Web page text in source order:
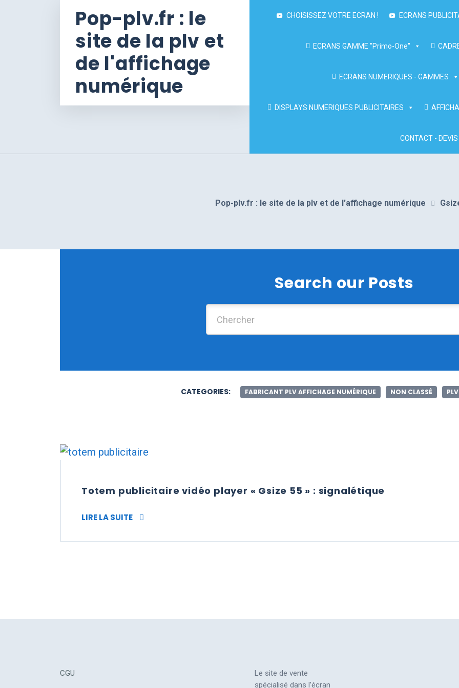
Pop-plv.fr : le
site de la plv et
de l'affichage
numérique
CHOISISSEZ VOTRE ECRAN ! ECRANS
ECRANS GAMME "Primo-One"
ECRANS NUMERIQUES - GAMMES
DISPLAYS NUMERIQUES PUBLICITAIRES
CONTACT - DEVIS
Pop-plv.fr : le site de la plv et de l'affichage numérique
Search our Posts
CATEGORIES: FABRICANT PLV AFFICHAGE NUMÉRIQUE NON CLASSÉ
Totem publicitaire vidéo player « Gsize 55 » : signalétique
LIRE LA SUITE TOTEM PUBLICITAIRE VIDÉO PLAYER « GSIZE 55 » : SIGNALÉTIQUE
CGU
Le site de vente
spécialisé dans l’écran